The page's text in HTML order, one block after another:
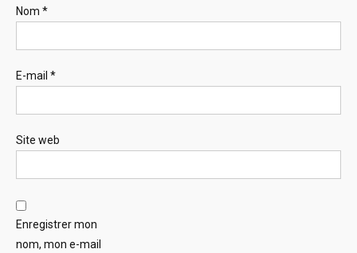
Nom *
E-mail *
Site web
Enregistrer mon
nom, mon e-mail